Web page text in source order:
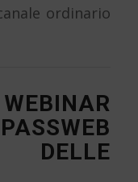
ordinario
DELLE